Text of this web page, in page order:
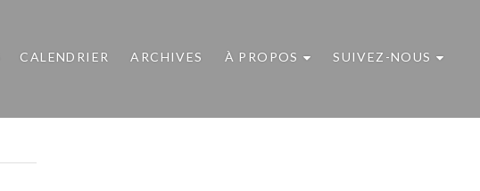
CALENDRIER ARCHIVES À PROPOS SUIVEZ-NOUS